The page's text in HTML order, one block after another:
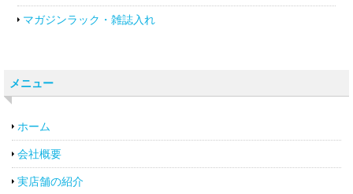
マガジンラック・雑誌入れ
メニュー
ホーム
会社概要
実店舗の紹介